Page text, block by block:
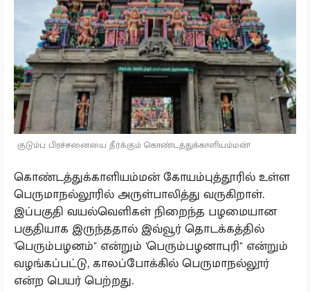
குடும்ப பிரச்சனையை தீர்க்கும் கொண்டத்துக்காளியம்மன்!
கொண்டத்துக்காளியம்மன் கோயம்புத்தூரில் உள்ள
பெருமாநல்லூரில் அருள்பாலித்து வருகிறாள்.
இப்பகுதி வயல்வெளிகள் நிறைந்த பழமையான
பகுதியாக இருந்ததால் இவ்வூர் தொடக்கத்தில்
'பெரும்பழனம்" என்றும் 'பெரும்பழனாபுரி" என்றும்
வழங்கப்பட்டு, காலப்போக்கில் பெருமாநல்லூர்
என்ற பெயர் பெற்றது.